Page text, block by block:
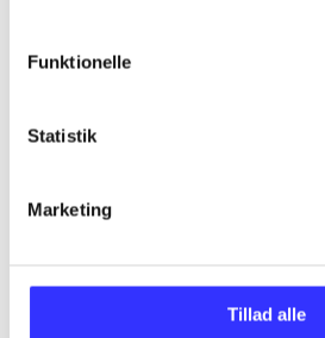
Funktionelle
Statistik
Marketing
Tillad alle